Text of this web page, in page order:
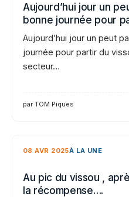
Aujourd’hui jour un
bonne journée pour
Aujourd’hui jour un peut
journée pour partir du
secteur…
par TOM Piques
08 AVR 2025À LA UNE
Au pic du vissou ,
la récompense….